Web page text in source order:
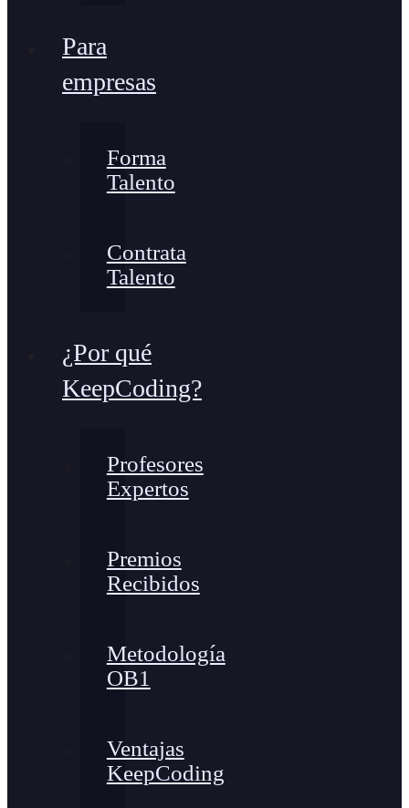
Para
empresas
Forma
Talento
Contrata
Talento
¿Por qué
KeepCoding?
Profesores
Expertos
Premios
Recibidos
Metodología
OB1
Ventajas
KeepCoding